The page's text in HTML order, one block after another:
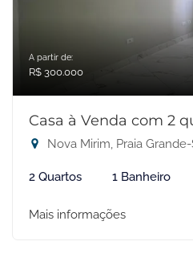
A partir de:
R$ 300.000
Casa à Venda com 2
Nova Mirim, Praia Grande-
2 Quartos 1 Banheiro
Mais informações